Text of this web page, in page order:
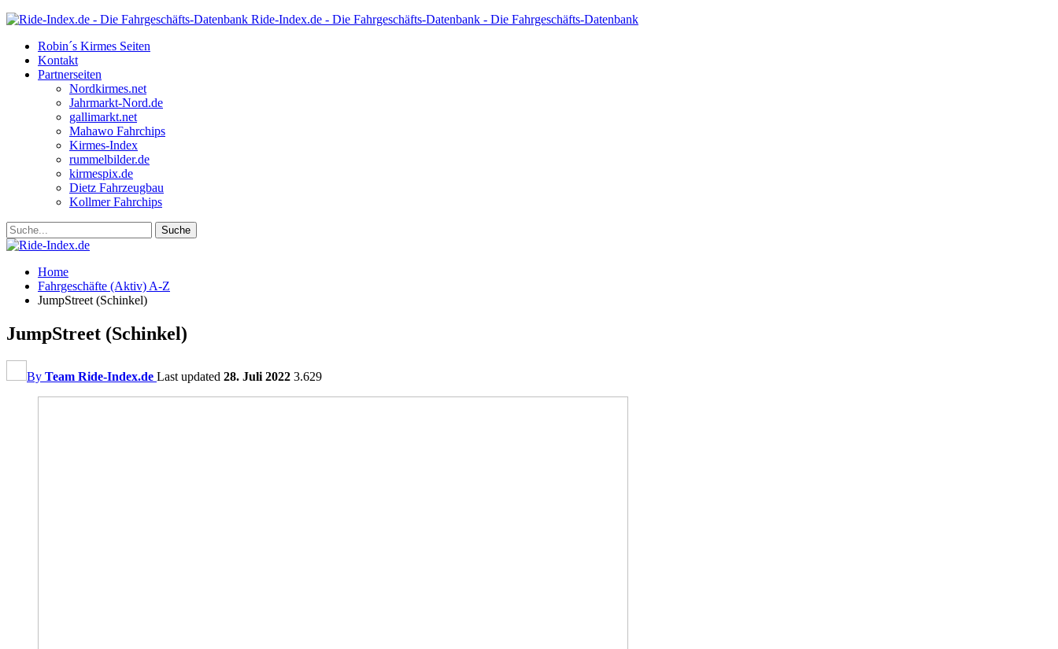
Ride-Index.de - Die Fahrgeschäfts-Datenbank - Die Fahrgeschäfts-Datenbank
Robin´s Kirmes Seiten
Kontakt
Partnerseiten
Nordkirmes.net
Jahrmarkt-Nord.de
gallimarkt.net
Mahawo Fahrchips
Kirmes-Index
rummelbilder.de
kirmespix.de
Dietz Fahrzeugbau
Kollmer Fahrchips
Home
Fahrgeschäfte (Aktiv) A-Z
JumpStreet (Schinkel)
JumpStreet (Schinkel)
By Team Ride-Index.de Last updated 28. Juli 2022 3.629